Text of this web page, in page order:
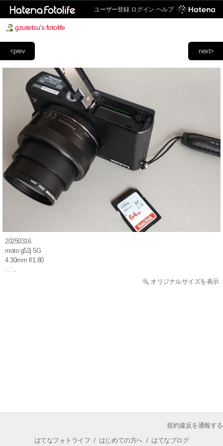
ユーザー登録 ログイン ヘルプ
gzutetsu's fotolife
next>
<prev
20250316
moto g52j 5G
4.30mm f/1.80
オリジナルサイズを表示
規約違反を通報する
はてなフォトライフ / はじめての方へ/ はてなブログ